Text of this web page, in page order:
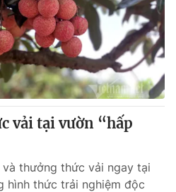
vải tại vườn “hấp
thưởng thức vải ngay tại
hình thức trải nghiệm độc